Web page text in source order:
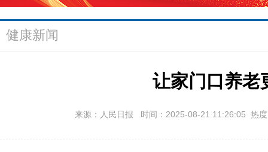
健康新闻
让家门口养老
来源：人民日报 时间：2025-08-21 11:26:05 热